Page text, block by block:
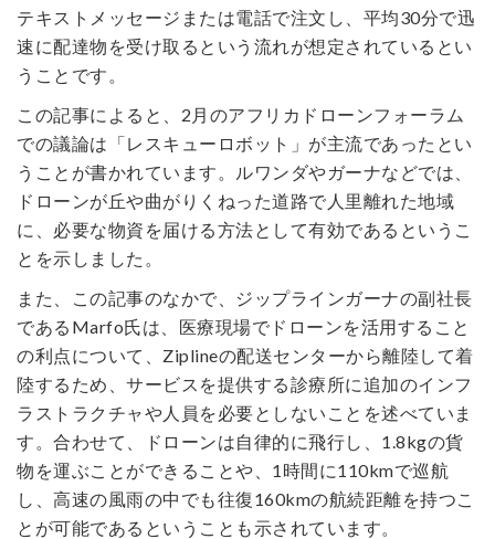
テキストメッセージまたは電話で注文し、平均30分で迅
速に配達物を受け取るという流れが想定されているとい
うことです。
この記事によると、2月のアフリカドローンフォーラム
での議論は「レスキューロボット」が主流であったとい
うことが書かれています。ルワンダやガーナなどでは、
ドローンが丘や曲がりくねった道路で人里離れた地域
に、必要な物資を届ける方法として有効であるというこ
とを示しました。
また、この記事のなかで、ジップラインガーナの副社長
であるMarfo氏は、医療現場でドローンを活用すること
の利点について、Ziplineの配送センターから離陸して着
陸するため、サービスを提供する診療所に追加のインフ
ラストラクチャや人員を必要としないことを述べていま
す。合わせて、ドローンは自律的に飛行し、1.8kgの貨
物を運ぶことができることや、1時間に110kmで巡航
し、高速の風雨の中でも往復160kmの航続距離を持つこ
とが可能であるということも示されています。